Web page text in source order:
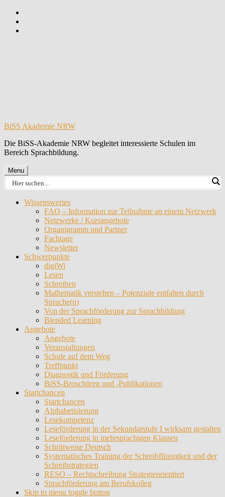
BiSS Akademie NRW
Die BiSS-Akademie NRW begleitet interessierte Schulen im
Bereich Sprachbildung.
Menu
Wissenswertes
FAQ – Information zur Teilnahme an einem Netzwerk
Netzwerke / Kursangebote
Organigramm und Partner
Fachtage
Newsletter
Schwerpunkte
digiWi
Lesen
Schreiben
Mathematik verstehen – Potenziale entfalten durch
Sprache(n)
Von der Sprachförderung zur Sprachbildung
Blended Learning
Angebote
Angebote
Veranstaltungen
Schule auf dem Weg
Treffpunkt
Diagnostik und Förderung
BiSS-Broschüren und -Publikationen
Startchancen
Startchancen
Alphabetisierung
Lesekompetenz
Leseförderung in der Sekundarstufe I wirksam gestalten
Leseförderung in mehrsprachigen Klassen
Schrittweise Deutsch
Systematisches Training der Schreibflüssigkeit und der
Schreibstrategien
RESO – Rechtschreibung Strategieorientiert
Sprachförderung am Berufskolleg
Skip to menu toggle button